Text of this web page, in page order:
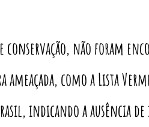
conservação, não foram
como a Lista
indicando a ausência